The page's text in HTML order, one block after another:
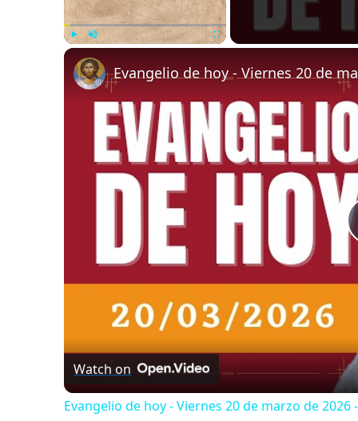
Watch on
Evangelio de hoy - Viernes 20 de marzo de 2026